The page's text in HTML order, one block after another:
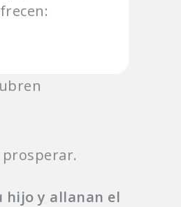
prosperar.
hijo y allanan el